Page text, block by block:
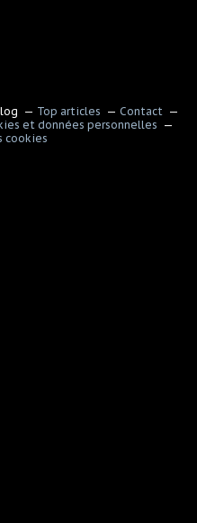
Top articles
Contact
et données personnelles
cookies